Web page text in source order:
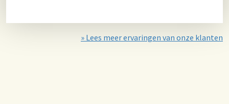
» Lees meer ervaringen van onze klanten